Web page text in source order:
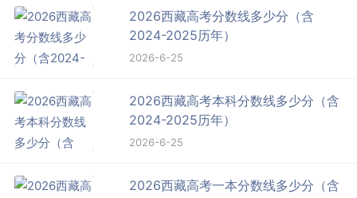
2026西藏高考分数线多少分（含
2024-2025历年）
2026-6-25
2026西藏高考本科分数线多少分（含
2024-2025历年）
2026-6-25
2026西藏高考一本分数线多少分（含